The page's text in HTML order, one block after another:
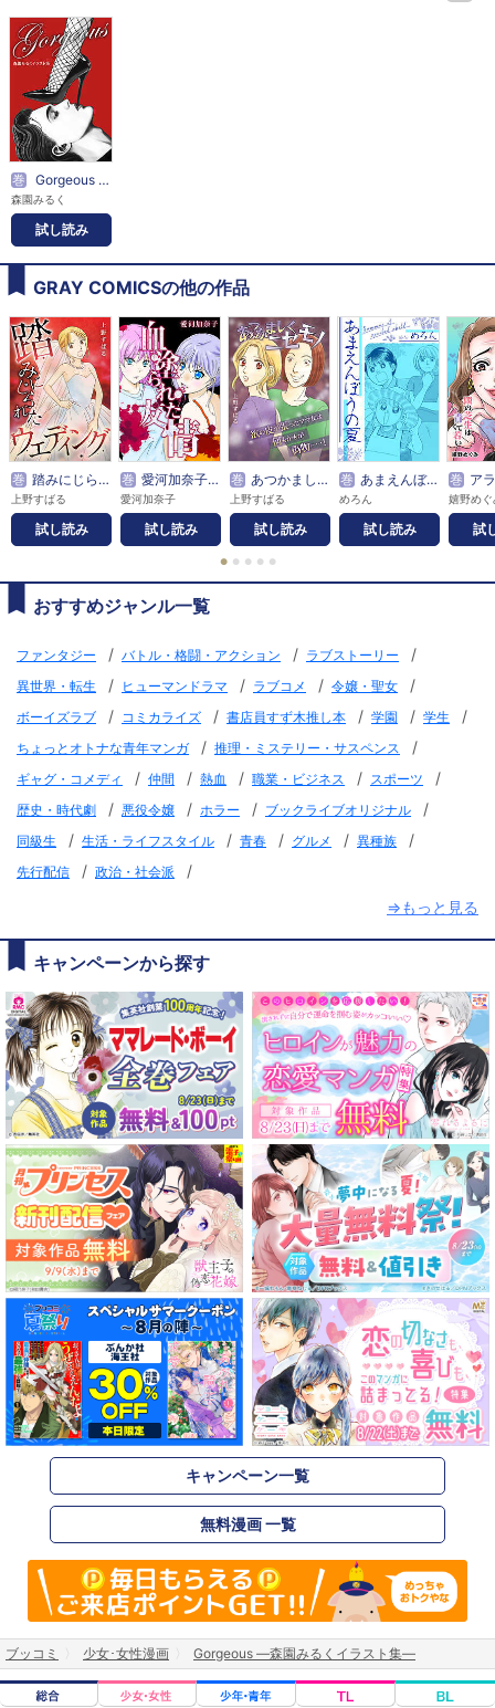
巻 Gorgeous ―森園みるくイラスト集―
森園みるく
試し読み
GRAY COMICSの他の作品
巻 踏みにじられたウェディング
上野すばる
試し読み
巻 愛河加奈子 短編シリーズ
愛河加奈子
試し読み
巻 あつかましくニセモノ
上野すばる
試し読み
巻 あまえんぼうの夏
めろん
試し読み
巻 アラフィフの美
嬉野めぐ
試
● ● ● ● ●
おすすめジャンル一覧
ファンタジー / バトル・格闘・アクション / ラブストーリー /
異世界・転生 / ヒューマンドラマ / ラブコメ / 令嬢・聖女 /
ボーイズラブ / コミカライズ / 書店員すず木推し本 / 学園 / 学生 /
ちょっとオトナな青年マンガ / 推理・ミステリー・サスペンス /
ギャグ・コメディ / 仲間 / 熱血 / 職業・ビジネス / スポーツ /
歴史・時代劇 / 悪役令嬢 / ホラー / ブックライブオリジナル /
同級生 / 生活・ライフスタイル / 青春 / グルメ / 異種族 /
先行配信 / 政治・社会派
/
⇒もっと見る
キャンペーンから探す
キャンペーン一覧
無料漫画 一覧
ブッコミ 少女･女性漫画 Gorgeous ―森園みるくイラスト集―